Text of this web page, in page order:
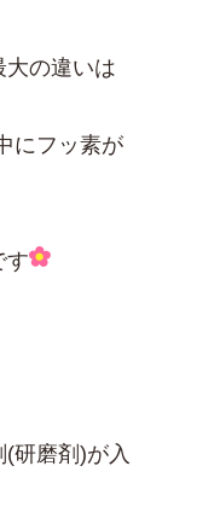
大の違いは
にフッ素が
す
研磨剤)が入